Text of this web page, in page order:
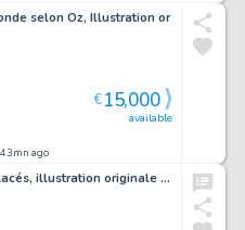
selon Oz, Illustration or
ago
available
€15,000
Jonas et Rose enlacés, illustration originale réalisée pour un tiré à part - Undertaker